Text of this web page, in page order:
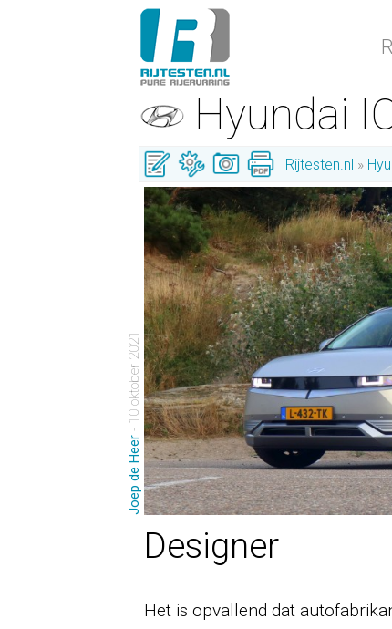
Hyundai
Rijtesten.nl
Joep de Heer
- 10 oktober 2021
Designer
Het is opvallend dat